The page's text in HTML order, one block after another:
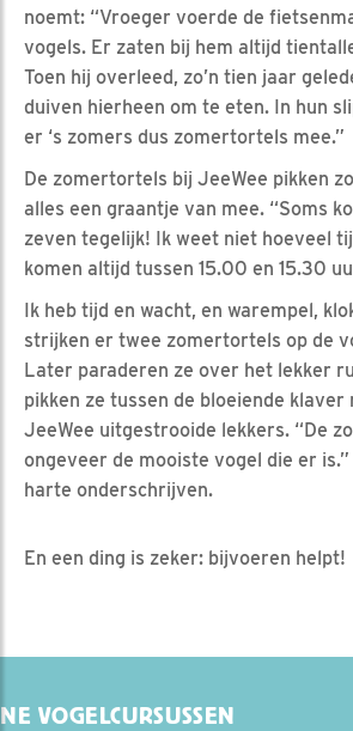
noemt: “Vroeger voerde de
vogels. Er zaten bij hem altijd
Toen hij overleed, zo’n tien jaar
duiven hierheen om te eten. In hun
er ‘s zomers dus zomertortels mee.”
De zomertortels bij JeeWee pikken
alles een graantje van mee. “Soms
zeven tegelijk! Ik weet niet hoeveel
komen altijd tussen 15.00 en 15.30
Ik heb tijd en wacht, en warempel,
strijken er twee zomertortels op de
Later paraderen ze over het lekker
pikken ze tussen de bloeiende klaver
JeeWee uitgestrooide lekkers. “De
ongeveer de mooiste vogel die er
harte onderschrijven.
En een ding is zeker: bijvoeren helpt!
VOGELCURSUSSEN